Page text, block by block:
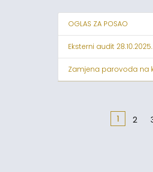
OGLAS ZA POSAO
Eksterni audit 28.10.2025.
Zamjena parovoda na
1 2